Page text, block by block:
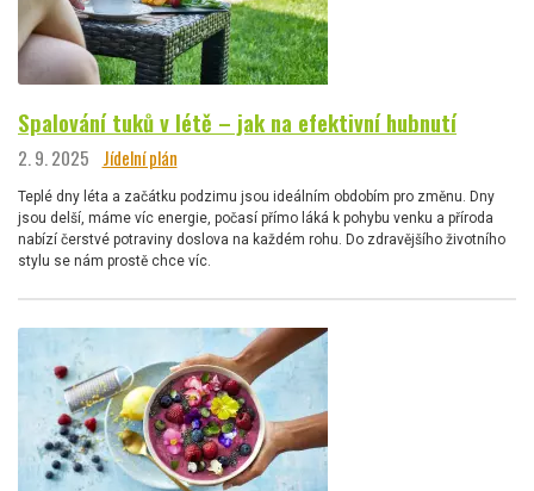
Spalování tuků v létě – jak na efektivní hubnutí
2. 9. 2025 Jídelní plán
Teplé dny léta a začátku podzimu jsou ideálním obdobím pro změnu. Dny
jsou delší, máme víc energie, počasí přímo láká k pohybu venku a příroda
nabízí čerstvé potraviny doslova na každém rohu. Do zdravějšího životního
stylu se nám prostě chce víc.